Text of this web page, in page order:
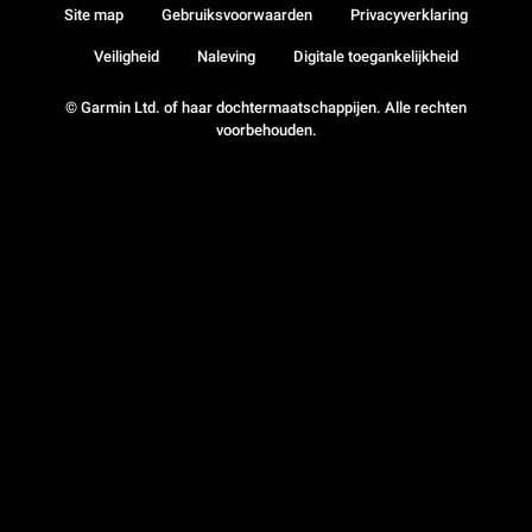
© Garmin Ltd. of haar dochtermaatschappijen. Alle rechten
voorbehouden.
Site map Gebruiksvoorwaarden Privacyverklaring
Veiligheid Naleving Digitale toegankelijkheid